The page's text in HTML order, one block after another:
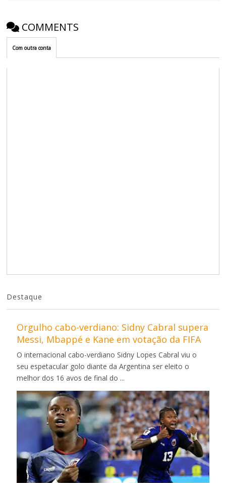
COMMENTS
Com outra conta
Destaque
Orgulho cabo-verdiano: Sidny Cabral supera
Messi, Mbappé e Kane em votação da FIFA
O internacional cabo-verdiano Sidny Lopes Cabral viu o
seu espetacular golo diante da Argentina ser eleito o
melhor dos 16 avos de final do ...